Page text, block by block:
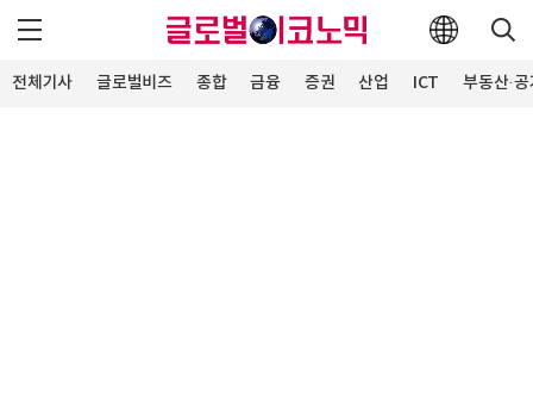
전체기사 글로벌비즈 종합 금융 증권 산업 ICT 부동산·